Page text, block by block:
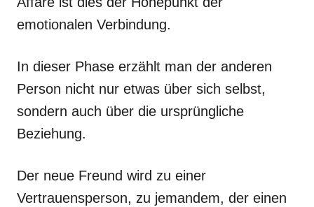
emotionalen Verbindung.
In dieser Phase erzählt man der anderen
Person nicht nur etwas über sich selbst,
sondern auch über die ursprüngliche
Beziehung.
Der neue Freund wird zu einer
Vertrauensperson, zu jemandem, der einen